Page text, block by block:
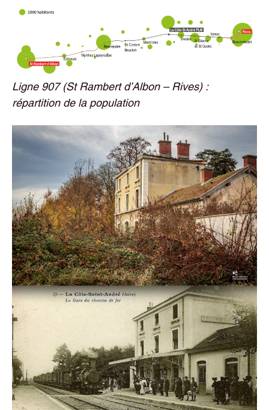
Ligne 907 (St Rambert d’Albon – Rives) :
répartition de la population